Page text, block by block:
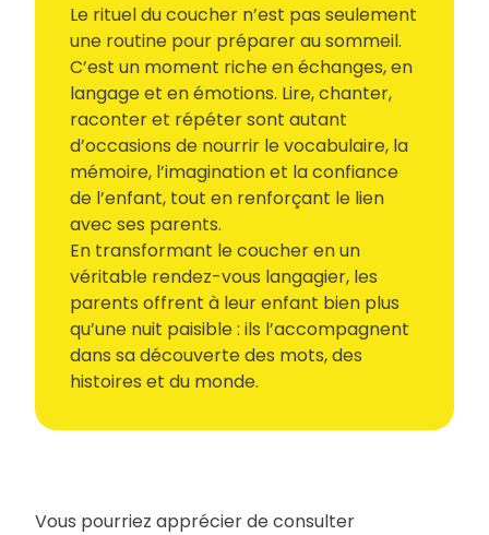
Le rituel du coucher n’est pas seulement
une routine pour préparer au sommeil.
C’est un moment riche en échanges, en
langage et en émotions. Lire, chanter,
raconter et répéter sont autant
d’occasions de nourrir le vocabulaire, la
mémoire, l’imagination et la confiance
de l’enfant, tout en renforçant le lien
avec ses parents.
En transformant le coucher en un
véritable rendez-vous langagier, les
parents offrent à leur enfant bien plus
qu’une nuit paisible : ils l’accompagnent
dans sa découverte des mots, des
histoires et du monde.
Vous pourriez apprécier de consulter